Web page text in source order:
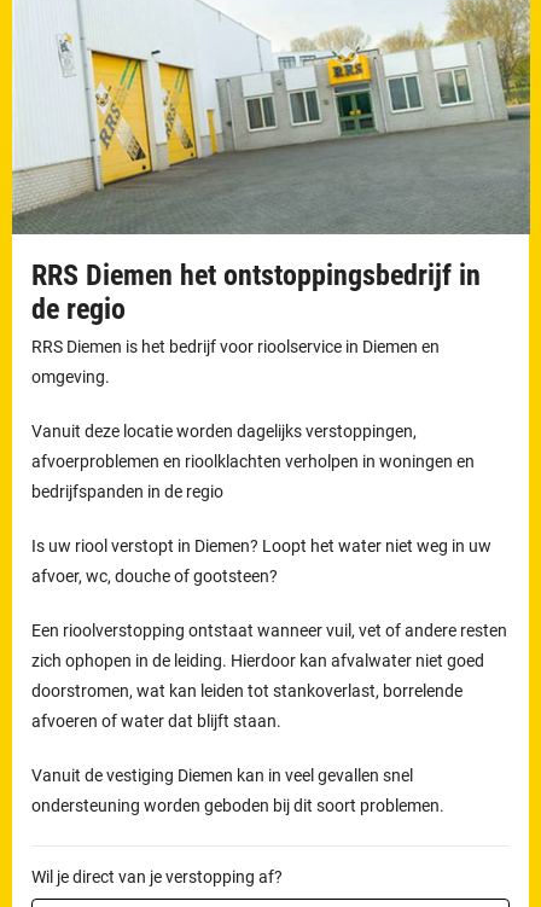
RRS Diemen het ontstoppingsbedrijf in
de regio
RRS Diemen is het bedrijf voor rioolservice in Diemen en
omgeving.
Vanuit deze locatie worden dagelijks verstoppingen,
afvoerproblemen en rioolklachten verholpen in woningen en
bedrijfspanden in de regio
Is uw riool verstopt in Diemen? Loopt het water niet weg in uw
afvoer, wc, douche of gootsteen?
Een rioolverstopping ontstaat wanneer vuil, vet of andere resten
zich ophopen in de leiding. Hierdoor kan afvalwater niet goed
doorstromen, wat kan leiden tot stankoverlast, borrelende
afvoeren of water dat blijft staan.
Vanuit de vestiging Diemen kan in veel gevallen snel
ondersteuning worden geboden bij dit soort problemen.
Wil je direct van je verstopping af?